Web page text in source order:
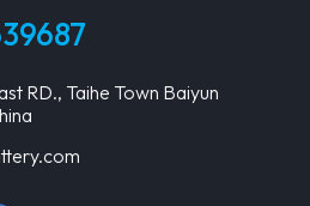
RD., Taihe Town Baiyun